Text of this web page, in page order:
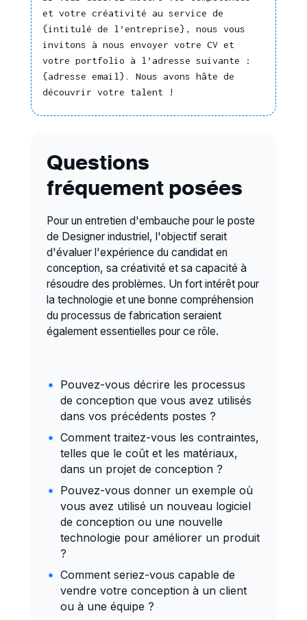
relationnel adapté pour
communiquer avec ses
collègues et sa
hiérarchie
Présenter une
maquette, prototype à
Favoriser et mesurer la
performance d'une
équipe
Manager une équipe
multiculturelle
Gestion
administrative
Rendre compte de son
activité
Expliquer et faire
Gestion et
contrôle
Définir des orientations
budgétaires
Protection des
personnes et de
l'environnement
environnementale de
son activité
Produits d'équipement
électroménager
Caractéristiques des céramiques
Caractéristiques des cuirs et
peaux
Caractéristiques des matériaux
Caractéristiques et propriétés
des bois et dérivés du bois
Caractéristiques et propriétés du
Propriétés des métaux
Caractéristiques des
équipements sportifs
Équipements audiovisuels
Équipements de collectivité
Équipements de
prototypage rapide
Types de produits d'alimentation
Caractéristiques des tissus et
matières textiles
Techniques
professionnelles
Techniques d'animation de
l'image
Techniques de moulage
Techniques commerciales
et votre créativité au service de
{intitulé de l’entreprise}, nous vous
invitons à nous envoyer votre CV et
votre portfolio à l’adresse suivante :
{adresse email}. Nous avons hâte de
découvrir votre talent !
Questions
fréquement posées
Pour un entretien d'embauche pour le poste
de Designer industriel, l'objectif serait
d'évaluer l'expérience du candidat en
conception, sa créativité et sa capacité à
résoudre des problèmes. Un fort intérêt pour
la technologie et une bonne compréhension
du processus de fabrication seraient
également essentielles pour ce rôle.
Pouvez-vous décrire les processus
de conception que vous avez utilisés
dans vos précédents postes ?
Comment traitez-vous les contraintes,
telles que le coût et les matériaux,
dans un projet de conception ?
Pouvez-vous donner un exemple où
vous avez utilisé un nouveau logiciel
de conception ou une nouvelle
technologie pour améliorer un produit
?
Comment seriez-vous capable de
vendre votre conception à un client
ou à une équipe ?